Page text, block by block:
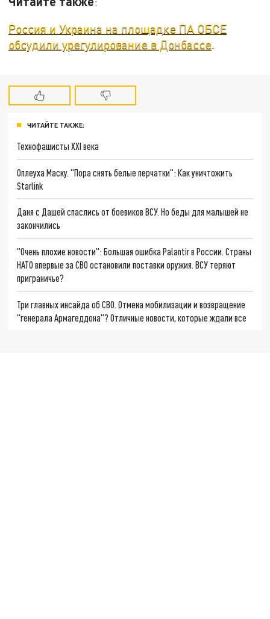
Россия и Украина на площадке ПА ОБСЕ
обсудили урегулирование в Донбассе.
ЧИТАЙТЕ ТАКЖЕ:
Технофашисты XXI века
Оплеуха Маску. "Пора снять белые перчатки": Как уничтожить
Starlink
Даня с Дашей спаслись от боевиков ВСУ. Но беды для малышей не
закончились
"Очень плохие новости": Большая ошибка Palantir в России. Страны
НАТО впервые за СВО остановили поставки оружия. ВСУ теряют
приграничье?
Три главных инсайда об СВО. Отмена мобилизации и возвращение
"генерала Армагеддона"? Отличные новости, которые ждали все